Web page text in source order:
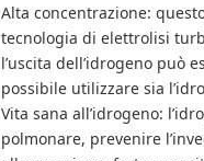
Alta concentrazione:
tecnologia di elettrolisi
l’uscita dell’idrogeno può
possibile utilizzare sia
Vita sana all’idrogeno:
polmonare, prevenire